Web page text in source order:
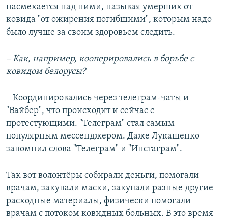
насмехается над ними, называя умерших от
ковида "от ожирения погибшими", которым надо
было лучше за своим здоровьем следить.
– Как, например, кооперировались в борьбе с
ковидом белорусы?
– Координировались через телеграм-чаты и
"Вайбер", что происходит и сейчас с
протестующими. "Телеграм" стал самым
популярным мессенджером. Даже Лукашенко
запомнил слова "Телеграм" и "Инстаграм".
Так вот волонтёры собирали деньги, помогали
врачам, закупали маски, закупали разные другие
расходные материалы, физически помогали
врачам с потоком ковидных больных. В это время